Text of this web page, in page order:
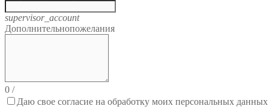
supervisor_account
Дополнительнопожелания
0 /
Даю свое согласие на обработку моих персональных данных